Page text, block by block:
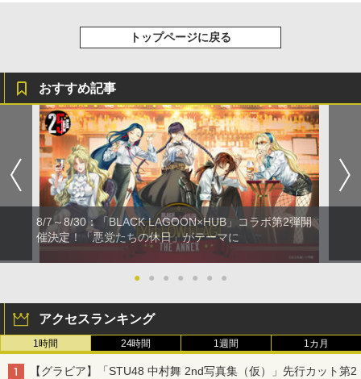
トップページに戻る
おすすめ記事
8/7～8/30：「BLACK LAGOON×HUB」コラボ第2弾開
催決定！「悪党たちの休日」がテーマに
● ● ● ● ● ● ●
アクセスランキング
1時間 24時間 1週間 1カ月
【グラビア】「STU48 中村舞 2nd写真集（仮）」先行カット第2